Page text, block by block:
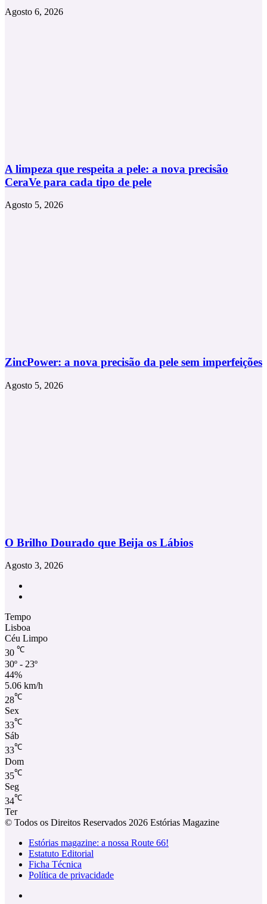
Agosto 6, 2026
A limpeza que respeita a pele: a nova precisão
CeraVe para cada tipo de pele
Agosto 5, 2026
ZincPower: a nova precisão da pele sem imperfeições
Agosto 5, 2026
O Brilho Dourado que Beija os Lábios
Agosto 3, 2026
Tempo
Lisboa
Céu Limpo
30 ℃
30º - 23º
44%
5.06 km/h
28℃
Sex
33℃
Sáb
33℃
Dom
35℃
Seg
34℃
Ter
© Todos os Direitos Reservados 2026 Estórias Magazine
Estórias magazine: a nossa Route 66!
Estatuto Editorial
Ficha Técnica
Política de privacidade